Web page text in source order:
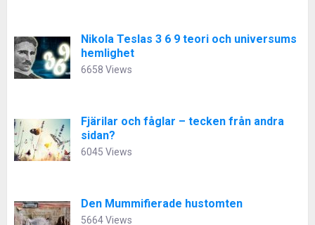
Nikola Teslas 3 6 9 teori och universums
hemlighet
6658 Views
Fjärilar och fåglar – tecken från andra
sidan?
6045 Views
Den Mummifierade hustomten
5664 Views